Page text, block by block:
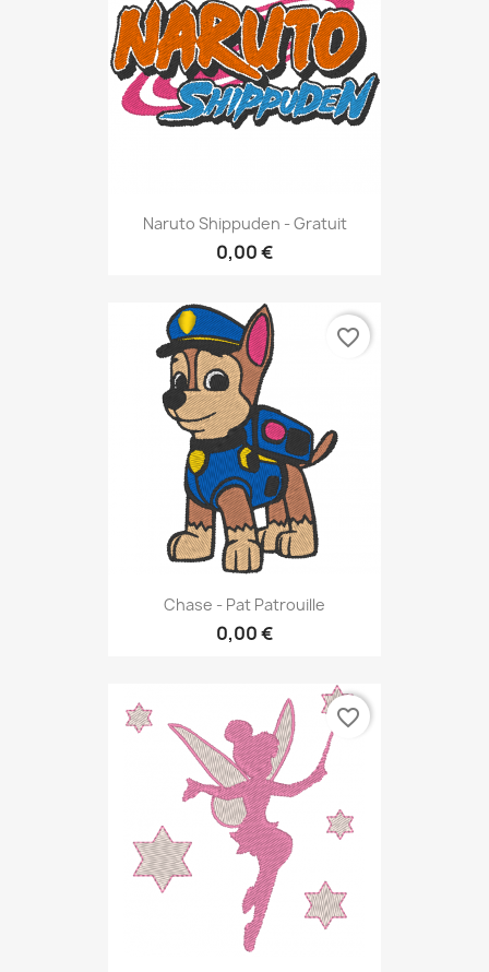
Naruto Shippuden - Gratuit
0,00 €
Chase - Pat Patrouille
0,00 €
favorite_border
favorite_border